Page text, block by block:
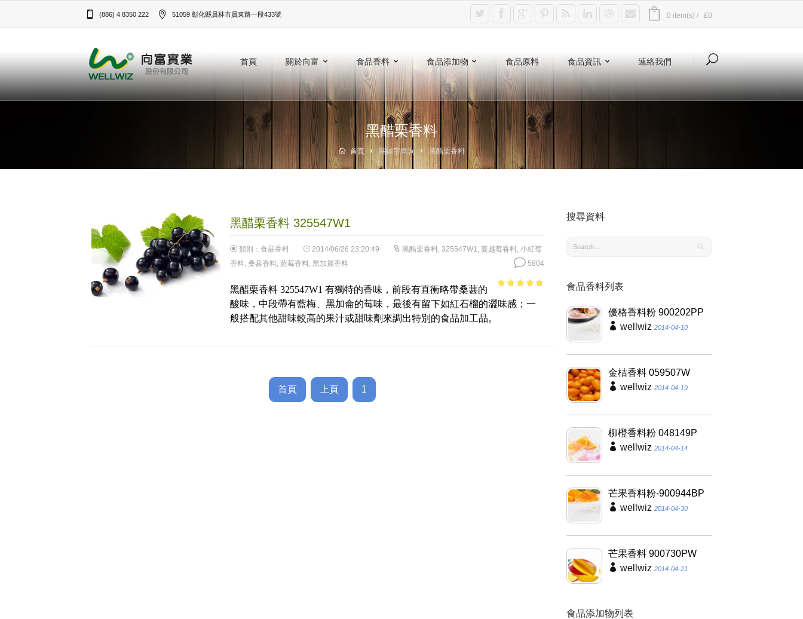
(886) 4 8350 222 51059 彰化縣員林市員東路一段433號‎ 0 item(s) / £0
首頁 關於向富 食品香料 食品添加物 食品原料 食品資訊 連絡我們
黑醋栗香料
首頁 關鍵字查詢 黑醋栗香料
黑醋栗香料 325547W1
類別： 食品香料 2014/06/26 23:20:49 黑醋栗香料, 325547W1, 蔓越莓香料, 小紅莓
香料, 桑葚香料, 藍莓香料, 黑加麗香料 5804
5
黑醋栗香料 325547W1 有獨特的香味，前段有直衝略帶桑葚的
酸味，中段帶有藍梅、黑加侖的莓味，最後有留下如紅石榴的澀味感；一
般搭配其他甜味較高的果汁或甜味劑來調出特別的食品加工品。
首頁 上頁 1
搜尋資料
食品香料列表
優格香料粉 900202PP
wellwiz 2014-04-10
金桔香料 059507W
wellwiz 2014-04-19
柳橙香料粉 048149P
wellwiz 2014-04-14
芒果香料粉-900944BP
wellwiz 2014-04-30
芒果香料 900730PW
wellwiz 2014-04-21
食品添加物列表